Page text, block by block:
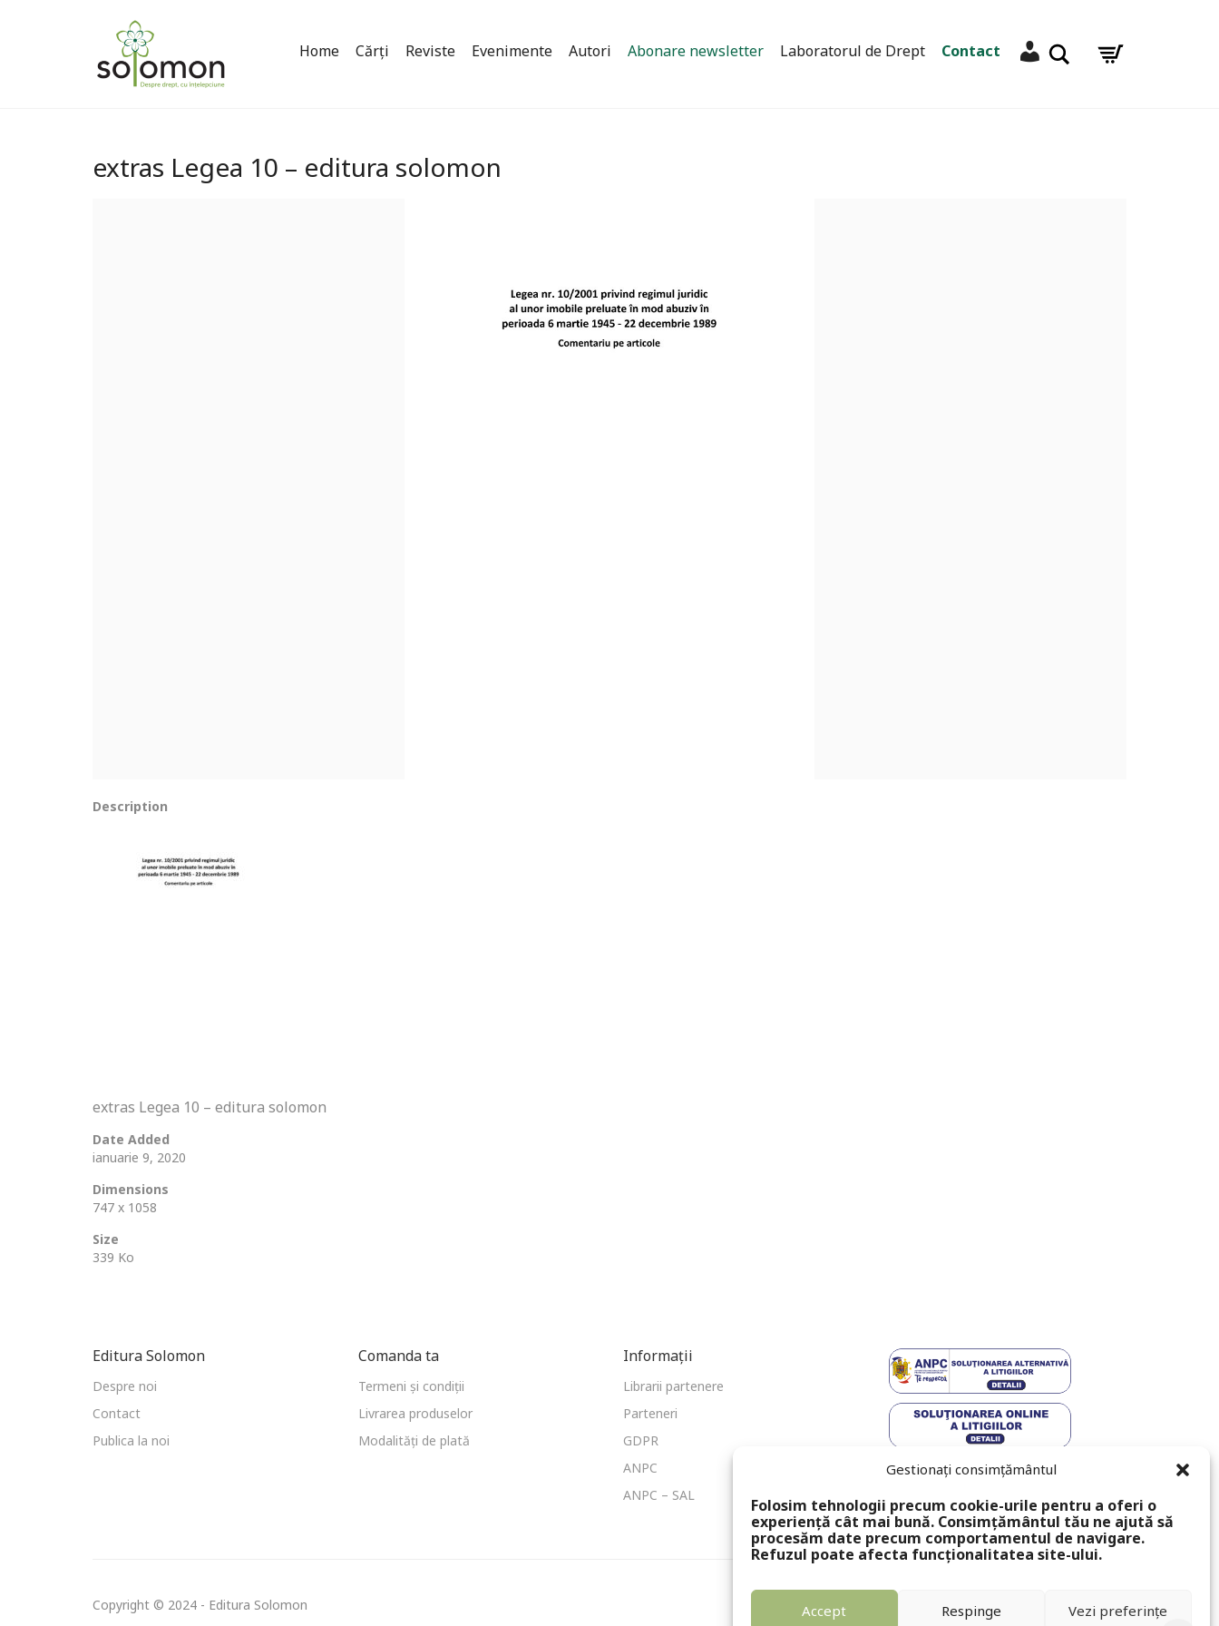
Gestionați consimțământul
Folosim tehnologii precum cookie-urile pentru a oferi o
experiență cât mai bună. Consimțământul tău ne ajută să
procesăm date precum comportamentul de navigare.
Refuzul poate afecta funcționalitatea site-ului.
Accept Respinge Vezi preferințe
Home Cărți Reviste Evenimente Autori Abonare newsletter Laboratorul de Drept Contact Contul meuCaută
extras Legea 10 – editura solomon
Description
extras Legea 10 – editura solomon
Date Added
ianuarie 9, 2020
Dimensions
747 x 1058
Size
339 Ko
Editura Solomon
Despre noi
Contact
Publica la noi
Comanda ta
Termeni și condiții
Livrarea produselor
Modalități de plată
Informații
Librarii partenere
Parteneri
GDPR
ANPC
ANPC – SAL
Copyright © 2024 - Editura Solomon